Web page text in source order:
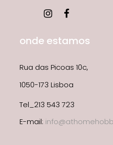
onde estamos
Rua das Picoas 10c,
1050-173 Lisboa
Tel_213 543 723
E-mail: